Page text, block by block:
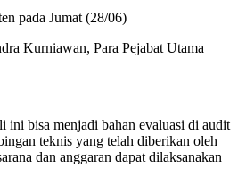
pada Jumat (28/06)
Kurniawan, Para Pejabat Utama
ini bisa menjadi bahan evaluasi di audit
teknis yang telah diberikan oleh
dan anggaran dapat dilaksanakan